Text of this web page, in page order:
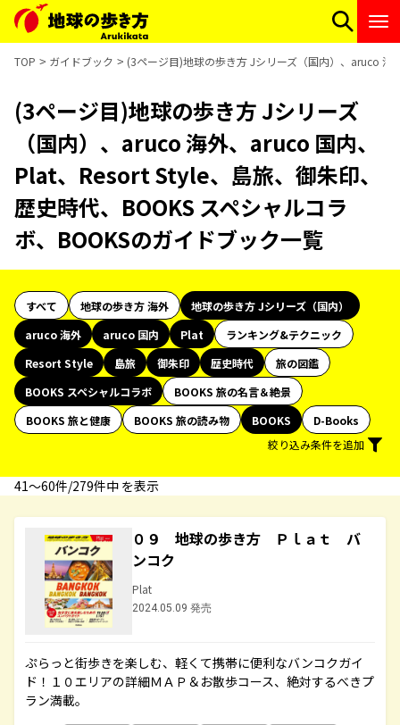
TOP ガイドブック (3ページ目)地球の歩き方 Jシリーズ（国内）、aruco
(3ページ目)地球の歩き方 Jシリーズ
（国内）、aruco 海外、aruco 国内、
Plat、Resort Style、島旅、御朱印、
歴史時代、BOOKS スペシャルコラ
ボ、BOOKSのガイドブック一覧
すべて 地球の歩き方 海外
地球の歩き方 Jシリーズ（国内）
aruco 海外
aruco 国内 Plat
ランキング&テクニック
Resort Style
島旅 御朱印 歴史時代
旅の図鑑
BOOKS スペシャルコラボ
BOOKS 旅の名言＆絶景
BOOKS 旅と健康
BOOKS 旅の読み物 BOOKS
D-Books
絞り込み条件を追加
41〜60件/279件中 を表示
０９ 地球の歩き方 Ｐｌａｔ バ
ンコク
Plat
2024.05.09 発売
ぷらっと街歩きを楽しむ、軽くて携帯に便利なバンコクガイ
ド！１０エリアの詳細ＭＡＰ＆お散歩コース、絶対するべきプ
ラン満載。